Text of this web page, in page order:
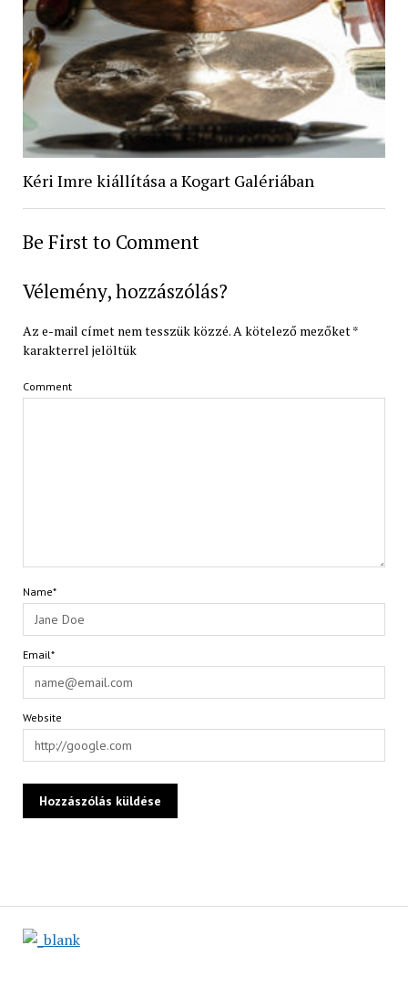
Kéri Imre kiállítása a Kogart Galériában
Be First to Comment
Vélemény, hozzászólás?
Az e-mail címet nem tesszük közzé.A kötelező mezőket*
karakterrel jelöltük
Comment
Name*
Email*
Website